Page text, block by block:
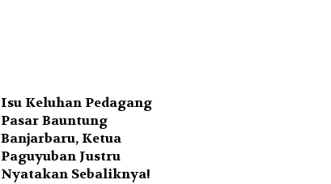
Isu Keluhan Pedagang
Pasar Bauntung
Banjarbaru, Ketua
Paguyuban Justru
Nyatakan Sebaliknya!